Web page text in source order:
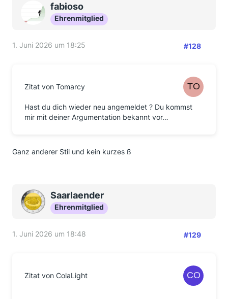
fabioso
Ehrenmitglied
1. Juni 2026 um 18:25 #128
Zitat von Tomarcy
Hast du dich wieder neu angemeldet ? Du kommst
mir mit deiner Argumentation bekannt vor…
Ganz anderer Stil und kein kurzes ß
Saarlaender
Ehrenmitglied
1. Juni 2026 um 18:48 #129
Zitat von ColaLight